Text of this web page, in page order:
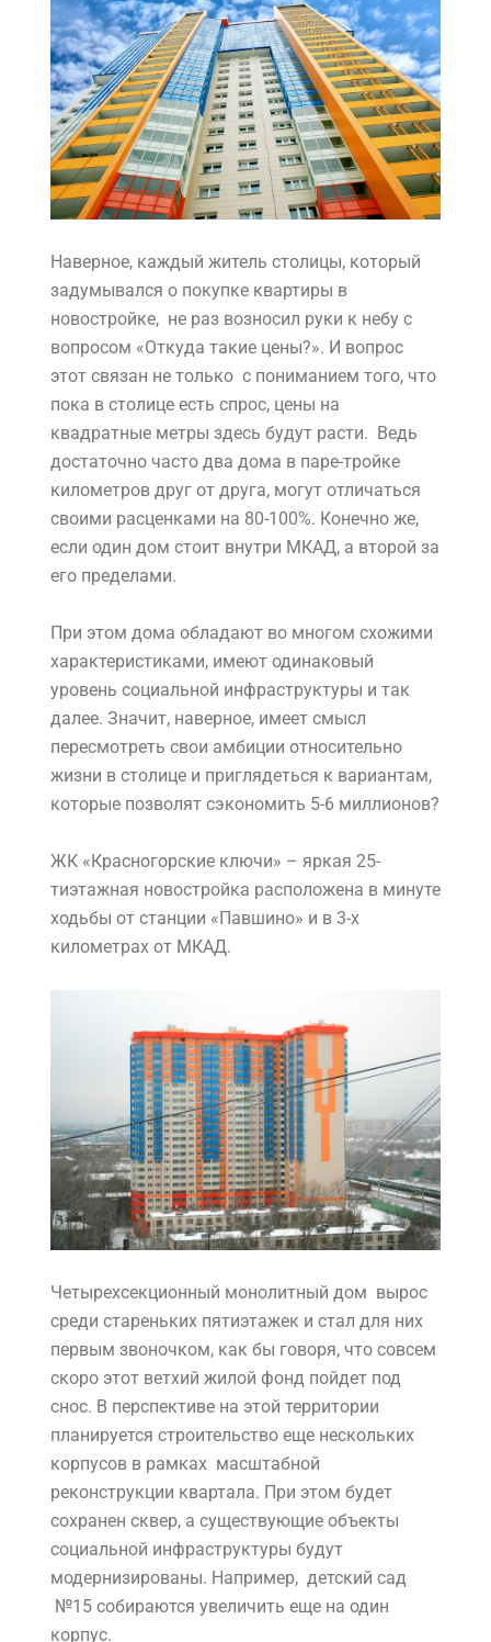
Наверное, каждый житель столицы, который
задумывался о покупке квартиры в
новостройке, не раз возносил руки к небу с
вопросом «Откуда такие цены?». И вопрос
этот связан не только с пониманием того, что
пока в столице есть спрос, цены на
квадратные метры здесь будут расти. Ведь
достаточно часто два дома в паре-тройке
километров друг от друга, могут отличаться
своими расценками на 80-100%. Конечно же,
если один дом стоит внутри МКАД, а второй за
его пределами.
При этом дома обладают во многом схожими
характеристиками, имеют одинаковый
уровень социальной инфраструктуры и так
далее. Значит, наверное, имеет смысл
пересмотреть свои амбиции относительно
жизни в столице и приглядеться к вариантам,
которые позволят сэкономить 5-6 миллионов?
ЖК «Красногорские ключи» – яркая 25-
тиэтажная новостройка расположена в минуте
ходьбы от станции «Павшино» и в 3-х
километрах от МКАД.
Четырехсекционный монолитный дом вырос
среди стареньких пятиэтажек и стал для них
первым звоночком, как бы говоря, что совсем
скоро этот ветхий жилой фонд пойдет под
снос. В перспективе на этой территории
планируется строительство еще нескольких
корпусов в рамках масштабной
реконструкции квартала. При этом будет
сохранен сквер, а существующие объекты
социальной инфраструктуры будут
модернизированы. Например, детский сад
№15 собираются увеличить еще на один
корпус.